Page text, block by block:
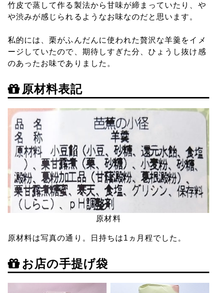
竹皮で蒸して作る製法から甘味が締まっていたり、や
や渋みが感じられるようなお味なのだと思います。
私的には、栗がふんだんに使われた贅沢な羊羹をイメ
ージしていたので、期待しすぎた分、ひょうし抜け感
のあったお味でありました。
原材料表記
原材料
原材料は写真の通り。日持ちは1ヵ月程でした。
お店の手提げ袋